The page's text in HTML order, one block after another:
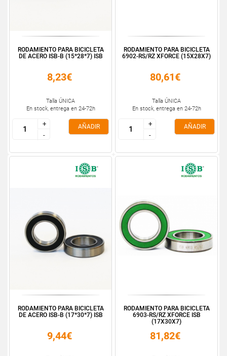
RODAMIENTO PARA BICICLETA
DE ACERO ISB-B (15*28*7) ISB
8,23€
Talla ÚNICA
En stock, entrega en 24-72h
+
-
+
-
AÑADIR
RODAMIENTO PARA BICICLETA
6902-RS/RZ XFORCE (15X28X7)
80,61€
Talla ÚNICA
En stock, entrega en 24-72h
+
-
+
-
AÑADIR
RODAMIENTO PARA BICICLETA
DE ACERO ISB-B (17*30*7) ISB
9,44€
RODAMIENTO PARA BICICLETA
6903-RS/RZ XFORCE ISB
(17X30X7)
81,82€